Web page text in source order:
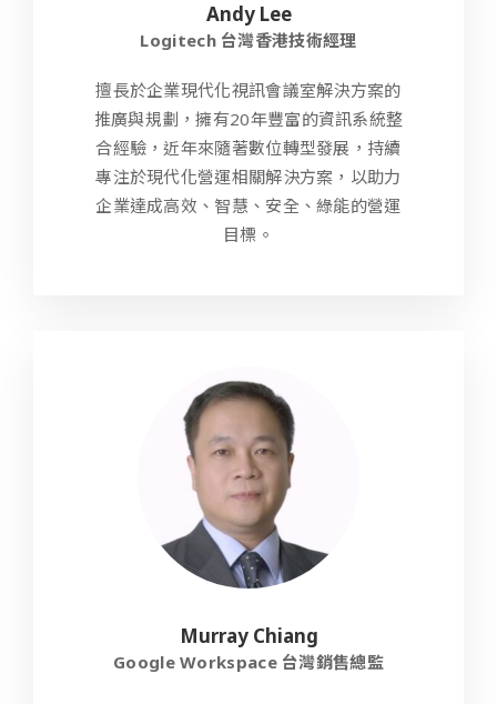
Andy Lee
Logitech 台灣香港技術經理
擅長於企業現代化視訊會議室解決方案的
推廣與規劃，擁有20年豐富的資訊系統整
合經驗，近年來隨著數位轉型發展，持續
專注於現代化營運相關解決方案，以助力
企業達成高效、智慧、安全、綠能的營運
目標。
Murray Chiang
Google Workspace 台灣銷售總監